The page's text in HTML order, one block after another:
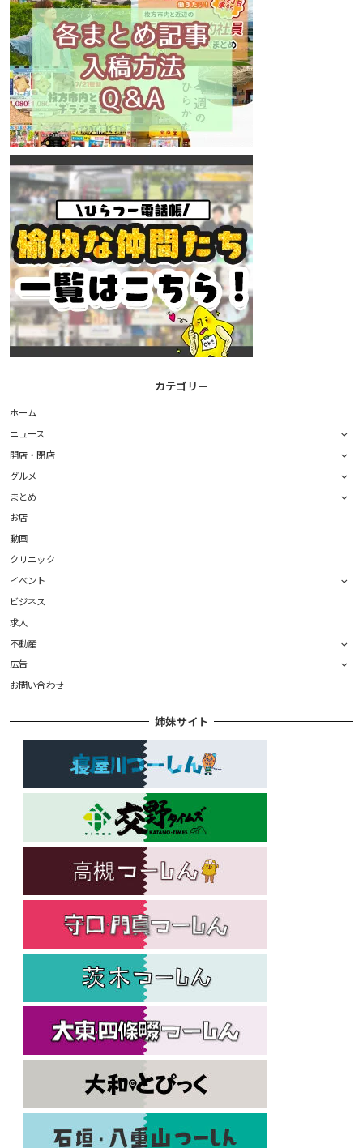
カテゴリー
ホーム
ニュース
開店・閉店
グルメ
まとめ
お店
動画
クリニック
イベント
ビジネス
求人
不動産
広告
お問い合わせ
姉妹サイト